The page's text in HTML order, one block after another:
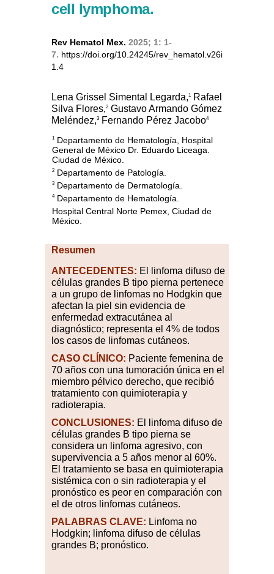
cell lymphoma.
Rev Hematol Mex. 2025; 1: 1-
7. https://doi.org/10.24245/rev_hematol.v26i
1.4
Lena Grissel Simental Legarda,1
Rafael
Silva Flores,2 Gustavo Armando Gómez
Meléndez,3 Fernando Pérez Jacobo4
1 Departamento de Hematología, Hospital
General de México Dr. Eduardo Liceaga.
Ciudad de México.
2 Departamento de Patología.
3 Departamento de Dermatología.
4Departamento de Hematología.
Hospital Central Norte Pemex, Ciudad de
México.
Resumen
ANTECEDENTES: El linfoma difuso de
células grandes B tipo pierna pertenece
a un grupo de linfomas no Hodgkin que
afectan la piel sin evidencia de
enfermedad extracutánea al
diagnóstico; representa el 4% de todos
los casos de linfomas cutáneos.
CASO CLÍNICO: Paciente femenina de
70 años con una tumoración única en el
miembro pélvico derecho, que recibió
tratamiento con quimioterapia y
radioterapia.
CONCLUSIONES: El linfoma difuso de
células grandes B tipo pierna se
considera un linfoma agresivo, con
supervivencia a 5 años menor al 60%.
El tratamiento se basa en quimioterapia
sistémica con o sin radioterapia y el
pronóstico es peor en comparación con
el de otros linfomas cutáneos.
PALABRAS CLAVE: Linfoma no
Hodgkin; linfoma difuso de células
grandes B; pronóstico.